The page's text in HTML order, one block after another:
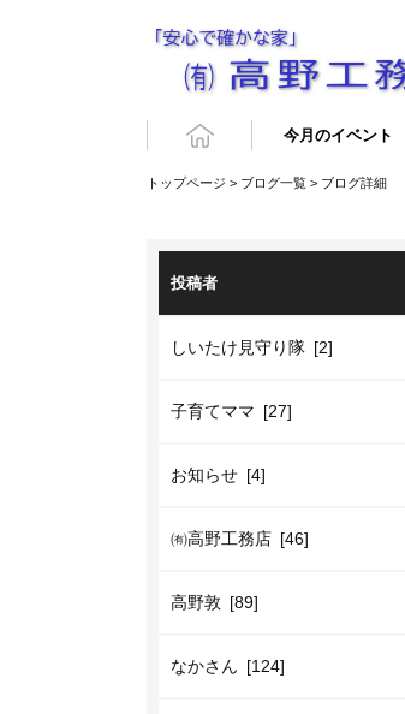
今月のイベント
トップページ > ブログ一覧 > ブログ詳細
投稿者
しいたけ見守り隊 [2]
子育てママ [27]
お知らせ [4]
㈲高野工務店 [46]
高野敦 [89]
なかさん [124]